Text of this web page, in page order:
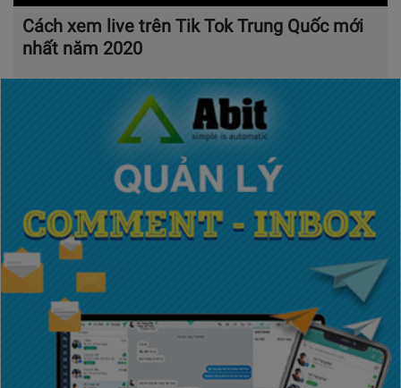
Cách xem live trên Tik Tok Trung Quốc mới
nhất năm 2020